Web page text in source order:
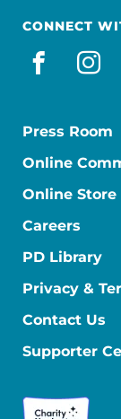
CONNECT
Press Room
Online
Online Store
Careers
PD Library
Privacy &
Contact Us
Supporter